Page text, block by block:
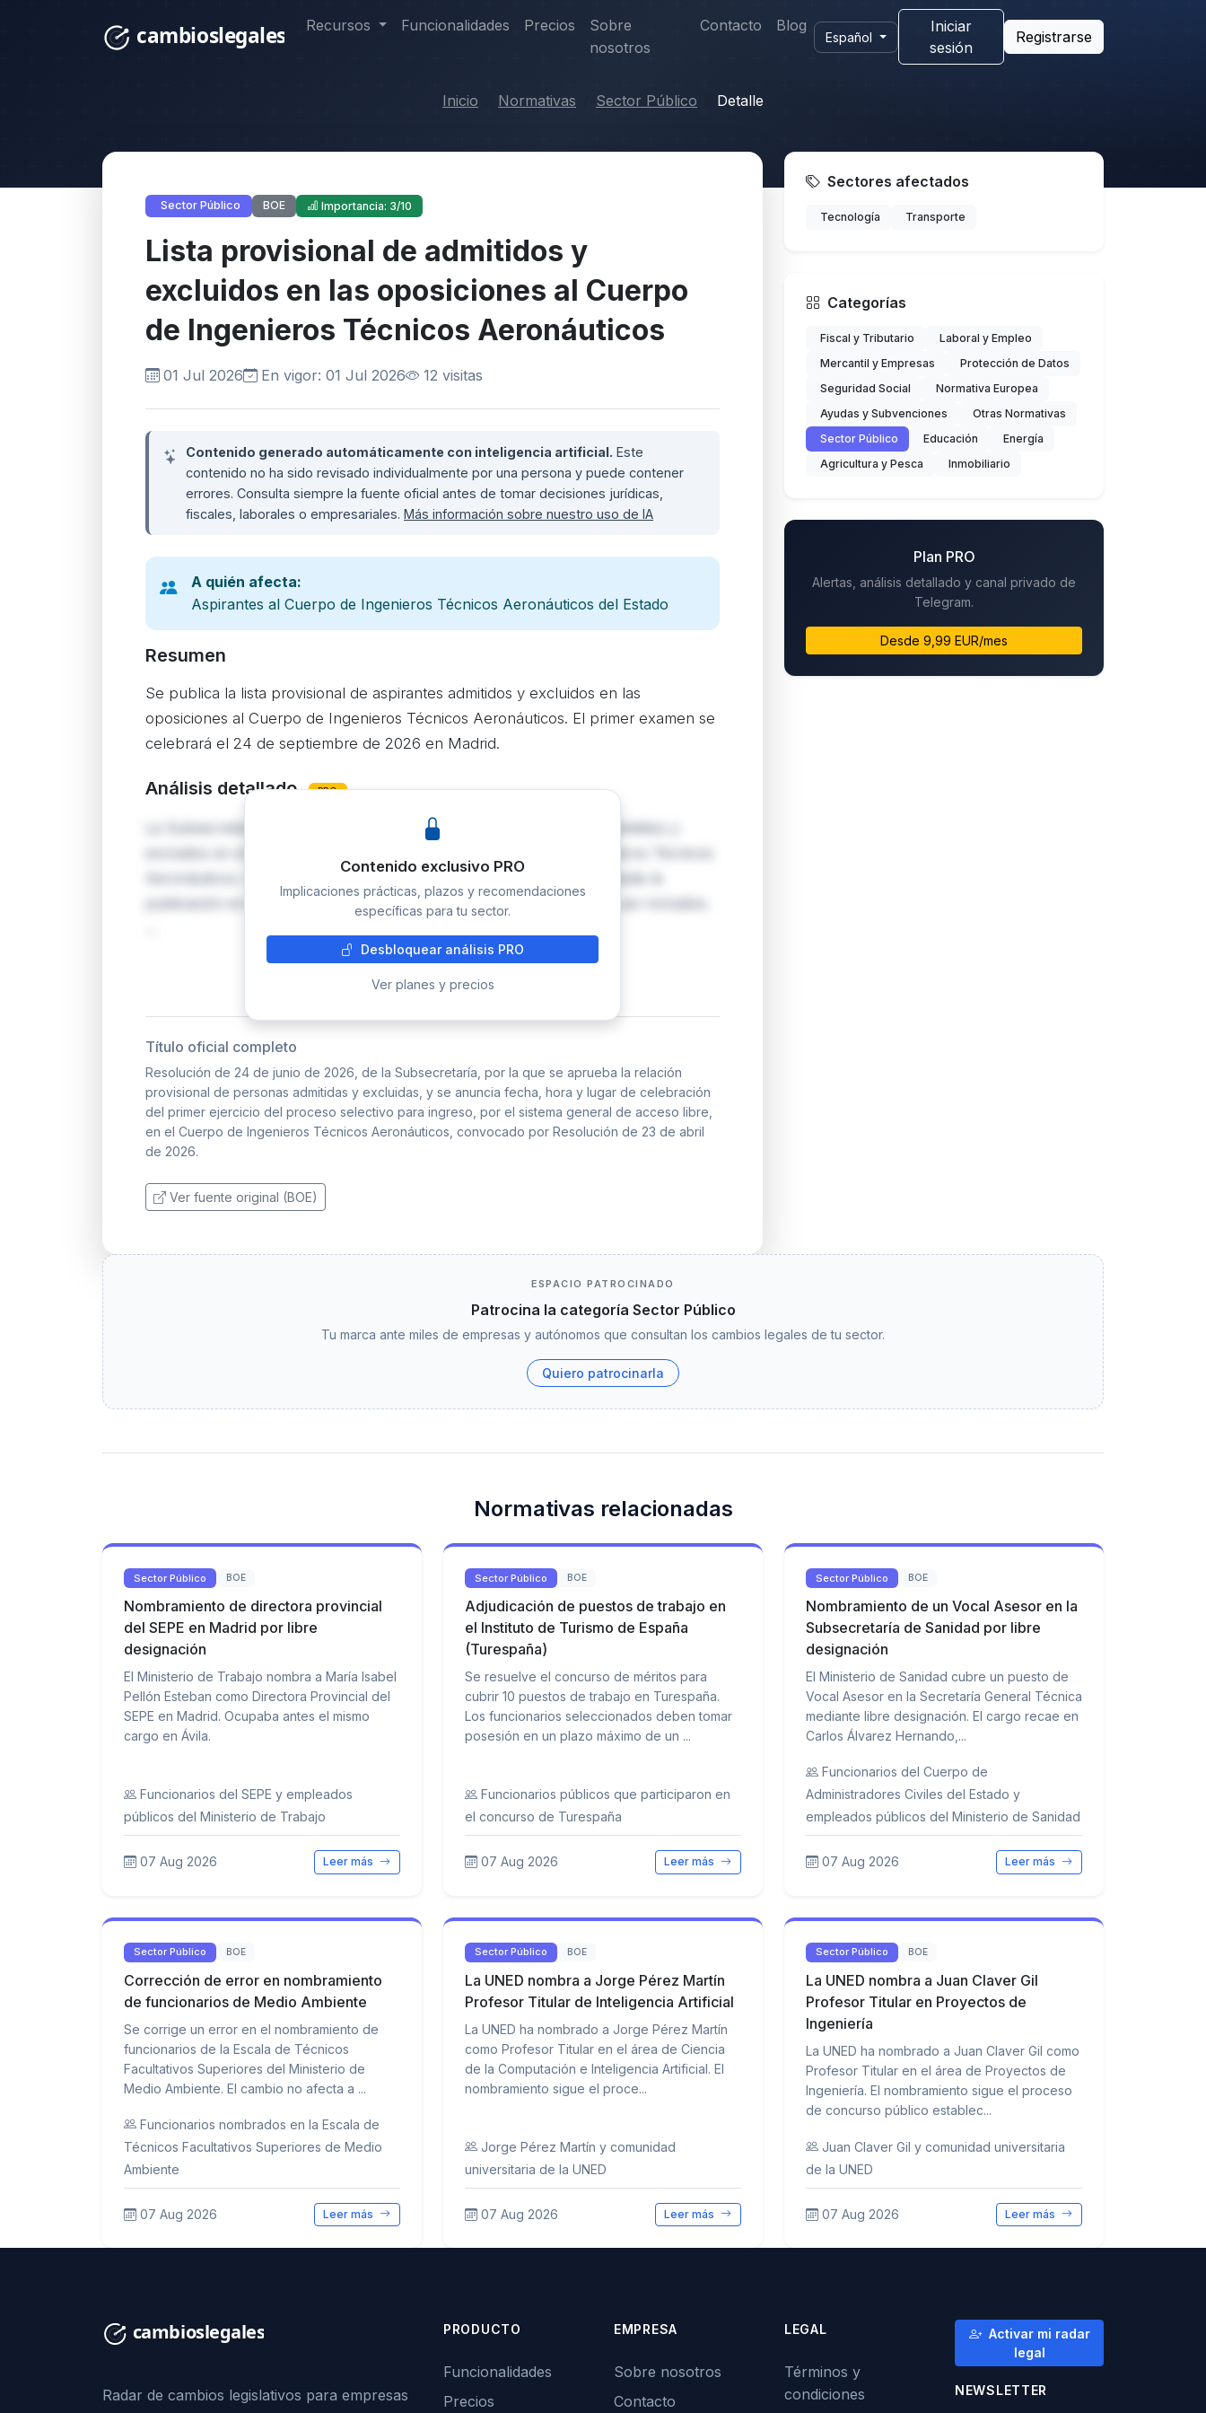
Recursos Funcionalidades Precios
Sobre
nosotros
Contacto Blog
Español
Iniciar
sesión
Registrarse
Inicio Normativas Sector Público Detalle
Sector Público BOE Importancia: 3/10
Lista provisional de admitidos y
excluidos en las oposiciones al Cuerpo
de Ingenieros Técnicos Aeronáuticos
01 Jul 2026 En vigor: 01 Jul 2026 12 visitas
Contenido generado automáticamente con inteligencia artificial. Este
contenido no ha sido revisado individualmente por una persona y puede contener
errores. Consulta siempre la fuente oficial antes de tomar decisiones jurídicas,
fiscales, laborales o empresariales. Más información sobre nuestro uso de IA
A quién afecta:
Aspirantes al Cuerpo de Ingenieros Técnicos Aeronáuticos del Estado
Resumen
Se publica la lista provisional de aspirantes admitidos y excluidos en las
oposiciones al Cuerpo de Ingenieros Técnicos Aeronáuticos. El primer examen se
celebrará el 24 de septiembre de 2026 en Madrid.
Análisis detallado PRO
La Subsecretaría de Transportes publica la relación provisional de admitidos y
excluidos en el proceso selectivo de acceso libre al Cuerpo de Ingenieros Técnicos
Aeronáuticos. Los aspirantes excluidos disponen de 10 días hábiles desde la
publicación en el BOE para subsanar defectos o alegar su derecho a ser incluidos.
Contenido exclusivo PRO
Implicaciones prácticas, plazos y recomendaciones
específicas para tu sector.
Desbloquear análisis PRO
Ver planes y precios
Título oficial completo
Resolución de 24 de junio de 2026, de la Subsecretaría, por la que se aprueba la relación
provisional de personas admitidas y excluidas, y se anuncia fecha, hora y lugar de celebración
del primer ejercicio del proceso selectivo para ingreso, por el sistema general de acceso libre,
en el Cuerpo de Ingenieros Técnicos Aeronáuticos, convocado por Resolución de 23 de abril
de 2026.
Ver fuente original (BOE)
Sectores afectados
Tecnología Transporte
Categorías
Fiscal y Tributario
Laboral y Empleo
Mercantil y Empresas
Protección de Datos
Seguridad Social
Normativa Europea
Ayudas y Subvenciones
Otras Normativas
Sector Público
Educación
Energía
Agricultura y Pesca
Inmobiliario
Plan PRO
Alertas, análisis detallado y canal privado de
Telegram.
Desde 9,99 EUR/mes
ESPACIO PATROCINADO
Patrocina la categoría Sector Público
Tu marca ante miles de empresas y autónomos que consultan los cambios legales de tu sector.
Quiero patrocinarla
Normativas relacionadas
Sector Público BOE
Nombramiento de directora provincial
del SEPE en Madrid por libre
designación
El Ministerio de Trabajo nombra a María Isabel
Pellón Esteban como Directora Provincial del
SEPE en Madrid. Ocupaba antes el mismo
cargo en Ávila.
Funcionarios del SEPE y empleados
públicos del Ministerio de Trabajo
07 Aug 2026 Leer más
Sector Público BOE
Adjudicación de puestos de trabajo en
el Instituto de Turismo de España
(Turespaña)
Se resuelve el concurso de méritos para
cubrir 10 puestos de trabajo en Turespaña.
Los funcionarios seleccionados deben tomar
posesión en un plazo máximo de un ...
Funcionarios públicos que participaron en
el concurso de Turespaña
07 Aug 2026 Leer más
Sector Público BOE
Nombramiento de un Vocal Asesor en la
Subsecretaría de Sanidad por libre
designación
El Ministerio de Sanidad cubre un puesto de
Vocal Asesor en la Secretaría General Técnica
mediante libre designación. El cargo recae en
Carlos Álvarez Hernando,...
Funcionarios del Cuerpo de
Administradores Civiles del Estado y
empleados públicos del Ministerio de Sanidad
07 Aug 2026 Leer más
Sector Público BOE
Corrección de error en nombramiento
de funcionarios de Medio Ambiente
Se corrige un error en el nombramiento de
funcionarios de la Escala de Técnicos
Facultativos Superiores del Ministerio de
Medio Ambiente. El cambio no afecta a ...
Funcionarios nombrados en la Escala de
Técnicos Facultativos Superiores de Medio
Ambiente
07 Aug 2026 Leer más
Sector Público BOE
La UNED nombra a Jorge Pérez Martín
Profesor Titular de Inteligencia Artificial
La UNED ha nombrado a Jorge Pérez Martín
como Profesor Titular en el área de Ciencia
de la Computación e Inteligencia Artificial. El
nombramiento sigue el proce...
Jorge Pérez Martín y comunidad
universitaria de la UNED
07 Aug 2026 Leer más
Sector Público BOE
La UNED nombra a Juan Claver Gil
Profesor Titular en Proyectos de
Ingeniería
La UNED ha nombrado a Juan Claver Gil como
Profesor Titular en el área de Proyectos de
Ingeniería. El nombramiento sigue el proceso
de concurso público establec...
Juan Claver Gil y comunidad universitaria
de la UNED
07 Aug 2026 Leer más
Radar de cambios legislativos para empresas
PRODUCTO
Funcionalidades
Precios
EMPRESA
Sobre nosotros
Contacto
LEGAL
Términos y
condiciones
Activar mi radar
legal
NEWSLETTER